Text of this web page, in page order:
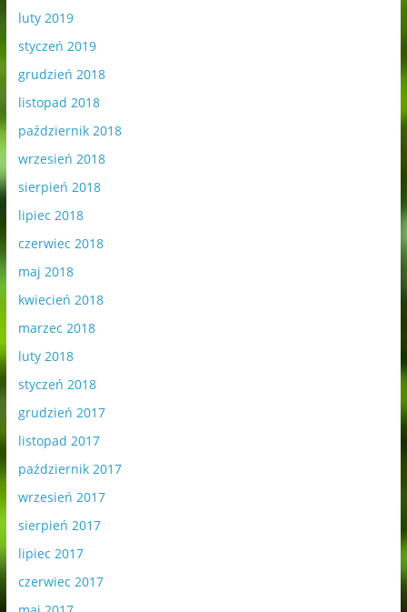
luty 2019
styczeń 2019
grudzień 2018
listopad 2018
październik 2018
wrzesień 2018
sierpień 2018
lipiec 2018
czerwiec 2018
maj 2018
kwiecień 2018
marzec 2018
luty 2018
styczeń 2018
grudzień 2017
listopad 2017
październik 2017
wrzesień 2017
sierpień 2017
lipiec 2017
czerwiec 2017